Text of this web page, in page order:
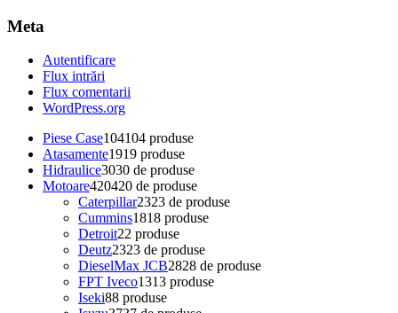
Meta
Autentificare
Flux intrări
Flux comentarii
WordPress.org
Piese Case104104 produse
Atasamente1919 produse
Hidraulice3030 de produse
Motoare420420 de produse
Caterpillar2323 de produse
Cummins1818 produse
Detroit22 produse
Deutz2323 de produse
DieselMax JCB2828 de produse
FPT Iveco1313 produse
Iseki88 produse